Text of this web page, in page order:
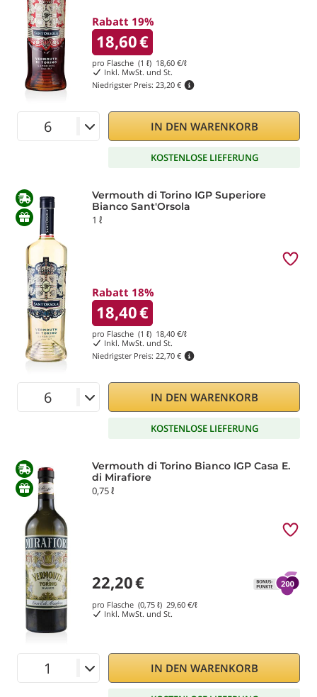
Rabatt 19%
18,60€
pro Flasche (1 ℓ) 18,60 €/ℓ
Inkl. MwSt. und St.
Niedrigster Preis: 23,20 €
IN DEN WARENKORB
KOSTENLOSE LIEFERUNG
Vermouth di Torino IGP Superiore
Bianco Sant'Orsola
1 ℓ
Rabatt 18%
18,40€
pro Flasche (1 ℓ) 18,40 €/ℓ
Inkl. MwSt. und St.
Niedrigster Preis: 22,70 €
IN DEN WARENKORB
KOSTENLOSE LIEFERUNG
Vermouth di Torino Bianco IGP Casa E.
di Mirafiore
0,75 ℓ
22,20€
pro Flasche (0,75 ℓ) 29,60 €/ℓ
Inkl. MwSt. und St.
IN DEN WARENKORB